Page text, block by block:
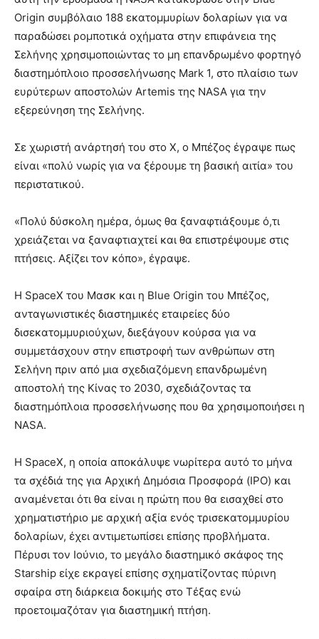
Origin συμβόλαιο 188 εκατομμυρίων δολαρίων για να
παραδώσει ρομποτικά οχήματα στην επιφάνεια της
Σελήνης χρησιμοποιώντας το μη επανδρωμένο φορτηγό
διαστημόπλοιο προσσελήνωσης Mark 1, στο πλαίσιο των
ευρύτερων αποστολών Artemis της NASA για την
εξερεύνηση της Σελήνης.
Σε χωριστή ανάρτησή του στο X, ο Μπέζος έγραψε πως
είναι «πολύ νωρίς για να ξέρουμε τη βασική αιτία» του
περιστατικού.
«Πολύ δύσκολη ημέρα, όμως θα ξαναφτιάξουμε ό,τι
χρειάζεται να ξαναφτιαχτεί και θα επιστρέψουμε στις
πτήσεις. Αξίζει τον κόπο», έγραψε.
Η SpaceX του Μασκ και η Blue Origin του Μπέζος,
ανταγωνιστικές διαστημικές εταιρείες δύο
δισεκατομμυριούχων, διεξάγουν κούρσα για να
συμμετάσχουν στην επιστροφή των ανθρώπων στη
Σελήνη πριν από μια σχεδιαζόμενη επανδρωμένη
αποστολή της Κίνας το 2030, σχεδιάζοντας τα
διαστημόπλοια προσσελήνωσης που θα χρησιμοποιήσει η
NASA.
Η SpaceX, η οποία αποκάλυψε νωρίτερα αυτό το μήνα
τα σχέδιά της για Αρχική Δημόσια Προσφορά (IPO) και
αναμένεται ότι θα είναι η πρώτη που θα εισαχθεί στο
χρηματιστήριο με αρχική αξία ενός τρισεκατομμυρίου
δολαρίων, έχει αντιμετωπίσει επίσης προβλήματα.
Πέρυσι τον Ιούνιο, το μεγάλο διαστημικό σκάφος της
Starship είχε εκραγεί επίσης σχηματίζοντας πύρινη
σφαίρα στη διάρκεια δοκιμής στο Τέξας ενώ
προετοιμαζόταν για διαστημική πτήση.